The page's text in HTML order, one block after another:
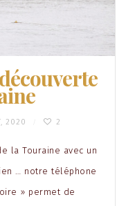
2020 2
la Touraine avec un
… notre téléphone
» permet de